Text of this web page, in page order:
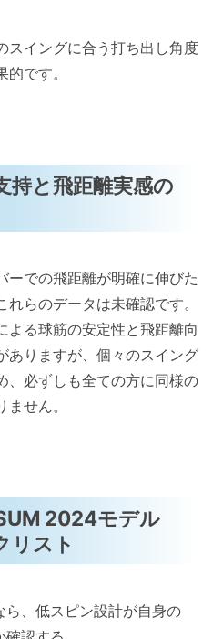
スイングに合う打ち出し角度
です。
持と飛距離実感の
ーでの飛距離が明確に伸びた
らのデータは未確認です。
よる球筋の安定性と飛距離向
ありますが、個々のスイング
、必ずしも全ての方に同様の
せん。
2024モデル
リスト
、低スピン設計が自身の